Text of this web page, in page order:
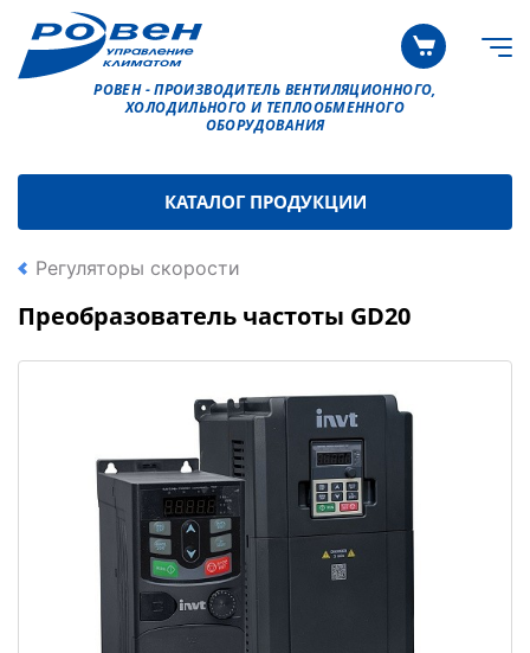
РОВЕН - ПРОИЗВОДИТЕЛЬ ВЕНТИЛЯЦИОННОГО,
ХОЛОДИЛЬНОГО И ТЕПЛООБМЕННОГО
ОБОРУДОВАНИЯ
КАТАЛОГ ПРОДУКЦИИ
Регуляторы скорости
Преобразователь частоты GD20